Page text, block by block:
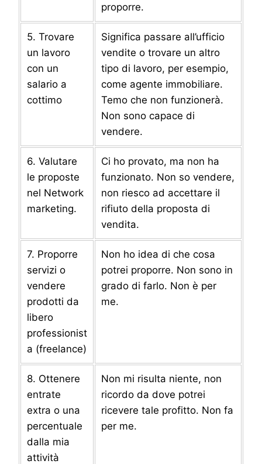
proporre.
5. Trovare
un lavoro
con un
salario a
cottimo
Significa passare all’ufficio
vendite o trovare un altro
tipo di lavoro, per esempio,
come agente immobiliare.
Temo che non funzionerà.
Non sono capace di
vendere.
6. Valutare
le proposte
nel Network
marketing.
Ci ho provato, ma non ha
funzionato. Non so vendere,
non riesco ad accettare il
rifiuto della proposta di
vendita.
7. Proporre
servizi o
vendere
prodotti da
libero
professionist
a (freelance)
Non ho idea di che cosa
potrei proporre. Non sono in
grado di farlo. Non è per
me.
8. Ottenere
entrate
extra o una
percentuale
dalla mia
attività
Non mi risulta niente, non
ricordo da dove potrei
ricevere tale profitto. Non fa
per me.